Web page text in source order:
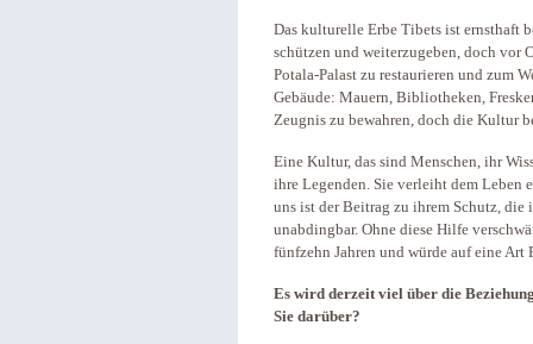
Das kulturelle Erbe Tibets ist ernsthaft
schützen und weiterzugeben, doch vor
Potala-Palast zu restaurieren und zum
Gebäude: Mauern, Bibliotheken,
Zeugnis zu bewahren, doch die Kultur
Eine Kultur, das sind Menschen, ihr
ihre Legenden. Sie verleiht dem Leben
uns ist der Beitrag zu ihrem Schutz,
unabdingbar. Ohne diese Hilfe
fünfzehn Jahren und würde auf eine
Es wird derzeit viel über die
Sie darüber?